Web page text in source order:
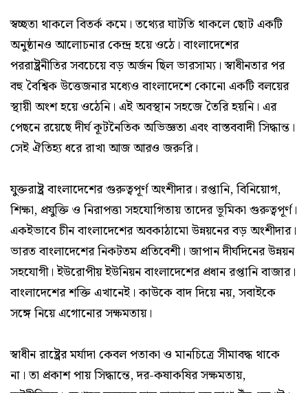
স্বচ্ছতা থাকলে বিতর্ক কমে। তথ্যের ঘাটতি থাকলে ছোট একটি
অনুষ্ঠানও আলোচনার কেন্দ্র হয়ে ওঠে। বাংলাদেশের
পররাষ্ট্রনীতির সবচেয়ে বড় অর্জন ছিল ভারসাম্য। স্বাধীনতার পর
বহু বৈশ্বিক উত্তেজনার মধ্যেও বাংলাদেশে কোনো একটি বলয়ের
স্থায়ী অংশ হয়ে ওঠেনি। এই অবস্থান সহজে তৈরি হয়নি। এর
পেছনে রয়েছে দীর্ঘ কূটনৈতিক অভিজ্ঞতা এবং বাস্তববাদী সিদ্ধান্ত।
সেই ঐতিহ্য ধরে রাখা আজ আরও জরুরি।
যুক্তরাষ্ট্র বাংলাদেশের গুরুত্বপূর্ণ অংশীদার। রপ্তানি, বিনিয়োগ,
শিক্ষা, প্রযুক্তি ও নিরাপত্তা সহযোগিতায় তাদের ভূমিকা গুরুত্বপূর্ণ।
একইভাবে চীন বাংলাদেশের অবকাঠামো উন্নয়নের বড় অংশীদার।
ভারত বাংলাদেশের নিকটতম প্রতিবেশী। জাপান দীর্ঘদিনের উন্নয়ন
সহযোগী। ইউরোপীয় ইউনিয়ন বাংলাদেশের প্রধান রপ্তানি বাজার।
বাংলাদেশের শক্তি এখানেই। কাউকে বাদ দিয়ে নয়, সবাইকে
সঙ্গে নিয়ে এগোনোর সক্ষমতায়।
স্বাধীন রাষ্ট্রের মর্যাদা কেবল পতাকা ও মানচিত্রে সীমাবদ্ধ থাকে
না। তা প্রকাশ পায় সিদ্ধান্তে, দর-কষাকষির সক্ষমতায়,